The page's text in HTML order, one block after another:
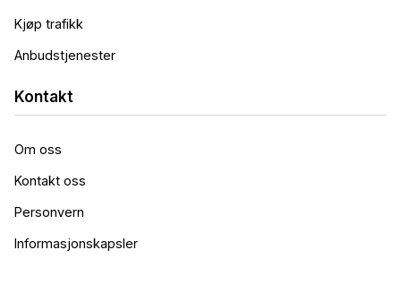
Kjøp trafikk
Anbudstjenester
Kontakt
Om oss
Kontakt oss
Personvern
Informasjonskapsler